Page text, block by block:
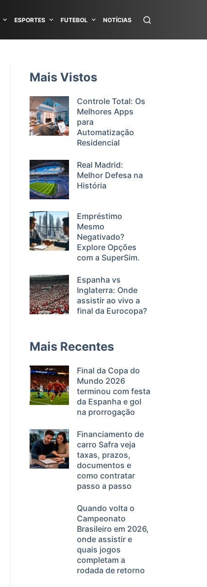
ESPORTES FUTEBOL NOTÍCIAS
Mais Vistos
Controle Total: Os
Melhores Apps
para
Automatização
Residencial
Real Madrid:
Melhor Defesa na
História
Empréstimo
Mesmo
Negativado?
Explore Opções
com a SuperSim.
Espanha vs
Inglaterra: Onde
assistir ao vivo a
final da Eurocopa?
Mais Recentes
Final da Copa do
Mundo 2026
terminou com festa
da Espanha e gol
na prorrogação
Financiamento de
carro Safra veja
taxas, prazos,
documentos e
como contratar
passo a passo
Quando volta o
Campeonato
Brasileiro em 2026,
onde assistir e
quais jogos
completam a
rodada de retorno